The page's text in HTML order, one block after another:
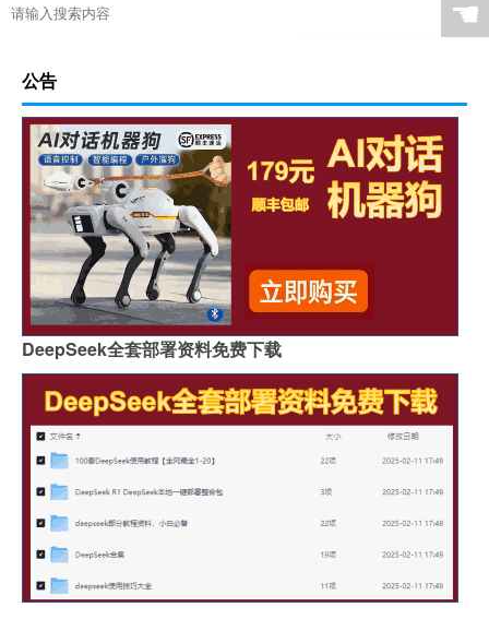
☚
公告
DeepSeek全套部署资料免费下载